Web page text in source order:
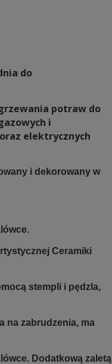
do
potraw do
i
elektrycznych
i dekorowany w
Ceramiki
stempli i pędzla,
na zabrudzenia, ma
Dodatkową zaletą